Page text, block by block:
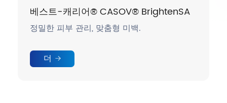
베스트-캐리어® CASOV® BrightenSA
정밀한 피부 관리, 맞춤형 미백.
더